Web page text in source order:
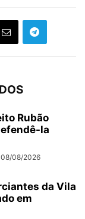
Rubão
la
08/08/2026
da Vila
em